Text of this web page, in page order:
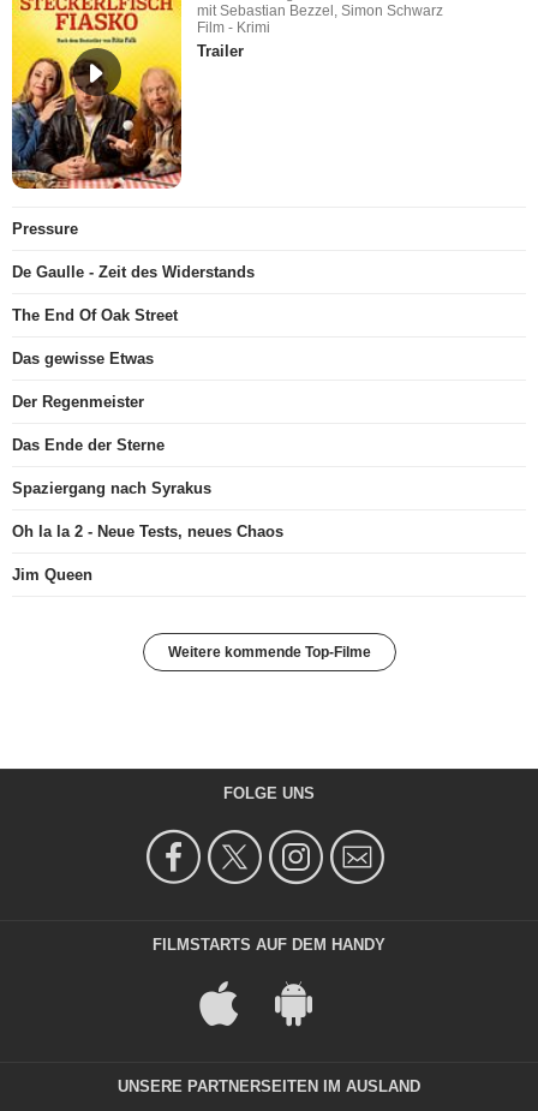
mit Sebastian Bezzel, Simon Schwarz
Film - Krimi
Trailer
Pressure
De Gaulle - Zeit des Widerstands
The End Of Oak Street
Das gewisse Etwas
Der Regenmeister
Das Ende der Sterne
Spaziergang nach Syrakus
Oh la la 2 - Neue Tests, neues Chaos
Jim Queen
Weitere kommende Top-Filme
FOLGE UNS
FILMSTARTS AUF DEM HANDY
UNSERE PARTNERSEITEN IM AUSLAND